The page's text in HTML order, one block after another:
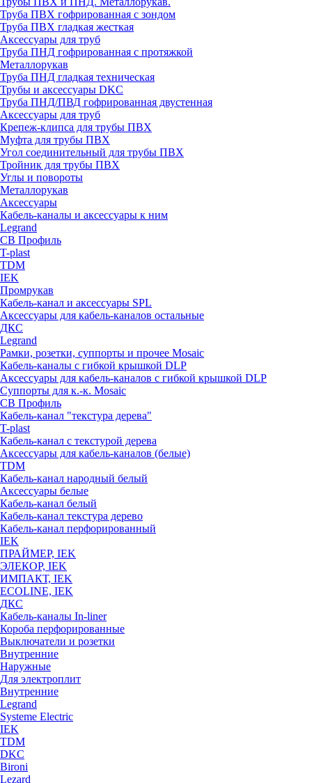
Труба ПВХ гофрированная с зондом
Труба ПВХ гладкая жесткая
Аксессуары для труб
Труба ПНД гофрированная с протяжкой
Металлорукав
Труба ПНД гладкая техническая
Трубы и аксессуары DKC
Труба ПНД/ПВД гофрированная двустенная
Аксессуары для труб
Крепеж-клипса для трубы ПВХ
Муфта для трубы ПВХ
Угол соединительный для трубы ПВХ
Тройник для трубы ПВХ
Углы и повороты
Металлорукав
Аксессуары
Кабель-каналы и аксессуары к ним
Legrand
СВ Профиль
T-plast
TDM
IEK
Промрукав
Кабель-канал и аксессуары SPL
Аксессуары для кабель-каналов остальные
ДКС
Legrand
Рамки, розетки, суппорты и прочее Mosaic
Кабель-каналы с гибкой крышкой DLP
Аксессуары для кабель-каналов с гибкой крышкой DLP
Суппорты для к.-к. Mosaic
СВ Профиль
Кабель-канал "текстура дерева"
T-plast
Кабель-канал с текстурой дерева
Аксессуары для кабель-каналов (белые)
TDM
Кабель-канал народный белый
Аксессуары белые
Кабель-канал белый
Кабель-канал текстура дерево
Кабель-канал перфорированный
IEK
ПРАЙМЕР, IEK
ЭЛЕКОР, IEK
ИМПАКТ, IEK
ECOLINE, IEK
ДКС
Кабель-каналы In-liner
Короба перфорированные
Выключатели и розетки
Внутренние
Наружные
Для электроплит
Внутренние
Legrand
Systeme Electric
IEK
TDM
DKC
Bironi
Lezard